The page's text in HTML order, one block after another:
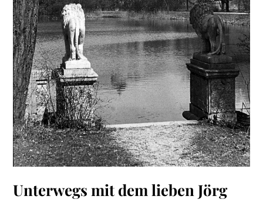
Unterwegs mit dem lieben Jörg